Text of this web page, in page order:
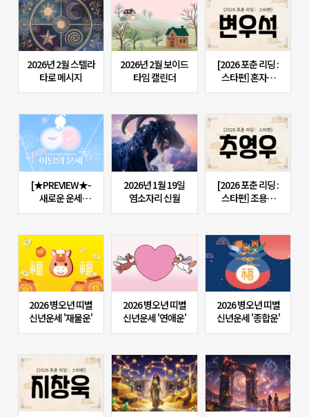
2026년 2월 스텔라
타로 메시지
2026년 2월 보이드
타임 캘린더
[2026 포춘 리딩 :
스타편] 혼자가
편한 사람?
신년운세
[★PREVIEW★-
새로운 운세
엿보기] 세상에
스텔라 미드포인트
점성술 이달의 운세
(1/25 OPEN★)
2026년 1월 19일
염소자리 신월
[2026 포춘 리딩 :
스타편] 조용히
흐름이 바뀐다,
신년운세
2026 병오년 띠별
신년운세 '재물운'
2026 병오년 띠별
신년운세 '연애운'
2026 병오년 띠별
신년운세 '종합운'